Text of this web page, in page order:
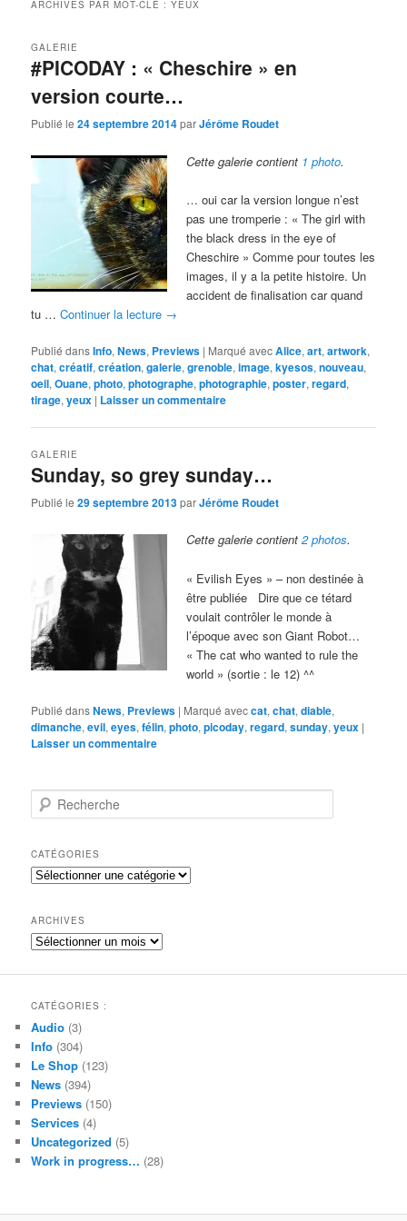
ARCHIVES PAR MOT-CLÉ :YEUX
#PICODAY : « Cheschire » en
version courte…
GALERIE
Publié le24 septembre 2014parJérôme Roudet
Cette galerie contient 1 photo.
… oui car la version longue n’est
pas une tromperie : « The girl with
the black dress in the eye of
Cheschire » Comme pour toutes les
images, il y a la petite histoire. Un
accident de finalisation car quand
tu …Continuer la lecture →
Publié dansInfo,News, Previews | Marqué avecAlice,art,artwork,
chat,créatif,création,galerie,grenoble,image,kyesos,nouveau,
oeil,Ouane,photo,photographe,photographie,poster,regard,
tirage,yeux | Laisser un commentaire
Sunday, so grey sunday…
GALERIE
Publié le29 septembre 2013parJérôme Roudet
Cette galerie contient2 photos.
« Evilish Eyes » – non destinée à
être publiée Dire que ce tétard
voulait contrôler le monde à
l’époque avec son Giant Robot…
« The cat who wanted to rule the
world » (sortie : le 12) ^^
Publié dansNews, Previews | Marqué aveccat,chat,diable,
dimanche,evil,eyes,félin,photo,picoday,regard,sunday,yeux |
Laisser un commentaire
e
h
e
r
h
e
CATÉGORIES
Catégories
ARCHIVES
Archives
CATÉGORIES :
Audio (3)
Info (304)
Le Shop (123)
News (394)
Previews (150)
Services (4)
Uncategorized (5)
Work in progress… (28)